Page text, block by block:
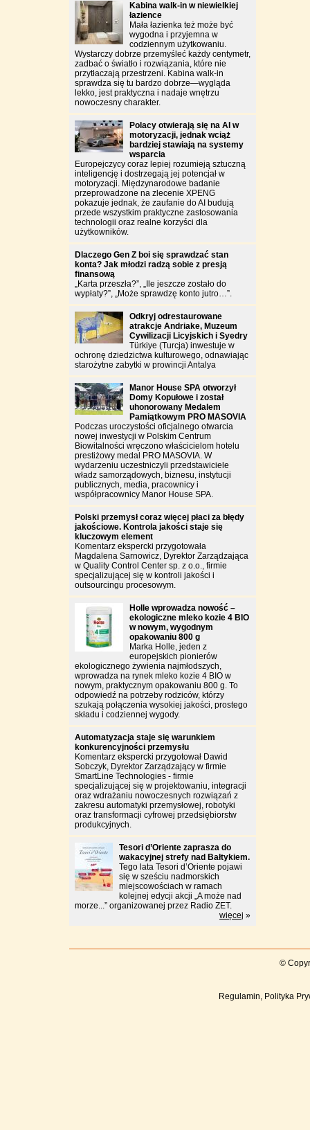
Kabina walk-in w niewielkiej
łazience
Mała łazienka też może być
wygodna i przyjemna w
codziennym użytkowaniu.
Wystarczy dobrze przemyśleć każdy centymetr,
zadbać o światło i rozwiązania, które nie
przytłaczają przestrzeni. Kabina walk-in
sprawdza się tu bardzo dobrze—wygląda
lekko, jest praktyczna i nadaje wnętrzu
nowoczesny charakter.
Polacy otwierają się na AI w
motoryzacji, jednak wciąż
bardziej stawiają na systemy
wsparcia
Europejczycy coraz lepiej rozumieją sztuczną
inteligencję i dostrzegają jej potencjał w
motoryzacji. Międzynarodowe badanie
przeprowadzone na zlecenie XPENG
pokazuje jednak, że zaufanie do AI budują
przede wszystkim praktyczne zastosowania
technologii oraz realne korzyści dla
użytkowników.
Dlaczego Gen Z boi się sprawdzać stan
konta? Jak młodzi radzą sobie z presją
finansową
„Karta przeszła?”, „Ile jeszcze zostało do
wypłaty?”, „Może sprawdzę konto jutro…”.
Odkryj odrestaurowane
atrakcje Andriake, Muzeum
Cywilizacji Licyjskich i Syedry
Türkiye (Turcja) inwestuje w
ochronę dziedzictwa kulturowego, odnawiając
starożytne zabytki w prowincji Antalya
Manor House SPA otworzył
Domy Kopułowe i został
uhonorowany Medalem
Pamiątkowym PRO MASOVIA
Podczas uroczystości oficjalnego otwarcia
nowej inwestycji w Polskim Centrum
Biowitalności wręczono właścicielom hotelu
prestiżowy medal PRO MASOVIA. W
wydarzeniu uczestniczyli przedstawiciele
władz samorządowych, biznesu, instytucji
publicznych, media, pracownicy i
współpracownicy Manor House SPA.
Polski przemysł coraz więcej płaci za błędy
jakościowe. Kontrola jakości staje się
kluczowym element
Komentarz ekspercki przygotowała
Magdalena Sarnowicz, Dyrektor Zarządzająca
w Quality Control Center sp. z o.o., firmie
specjalizującej się w kontroli jakości i
outsourcingu procesowym.
Holle wprowadza nowość –
ekologiczne mleko kozie 4 BIO
w nowym, wygodnym
opakowaniu 800 g
Marka Holle, jeden z
europejskich pionierów
ekologicznego żywienia najmłodszych,
wprowadza na rynek mleko kozie 4 BIO w
nowym, praktycznym opakowaniu 800 g. To
odpowiedź na potrzeby rodziców, którzy
szukają połączenia wysokiej jakości, prostego
składu i codziennej wygody.
Automatyzacja staje się warunkiem
konkurencyjności przemysłu
Komentarz ekspercki przygotował Dawid
Sobczyk, Dyrektor Zarządzający w firmie
SmartLine Technologies - firmie
specjalizującej się w projektowaniu, integracji
oraz wdrażaniu nowoczesnych rozwiązań z
zakresu automatyki przemysłowej, robotyki
oraz transformacji cyfrowej przedsiębiorstw
produkcyjnych.
Tesori d’Oriente zaprasza do
wakacyjnej strefy nad Bałtykiem.
Tego lata Tesori d’Oriente pojawi
się w sześciu nadmorskich
miejscowościach w ramach
kolejnej edycji akcji „A może nad
morze...” organizowanej przez Radio ZET.
więcej »
©
Regulamin, Polityka